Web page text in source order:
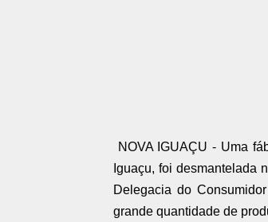
NOVA IGUAÇU - Uma
Iguaçu, foi desmantelada
Delegacia do
grande quantidade de